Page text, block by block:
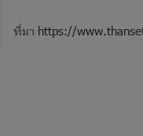
ที่มา https://